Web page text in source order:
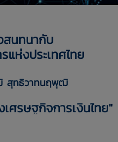
นทนากับ
แห่งประเทศไทย
สุทธิวาทนฤพุฒิ
ศรษฐกิจการเงินไทย"